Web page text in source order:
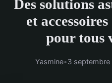
Des solutions
et
pour tous
Yasmine•3